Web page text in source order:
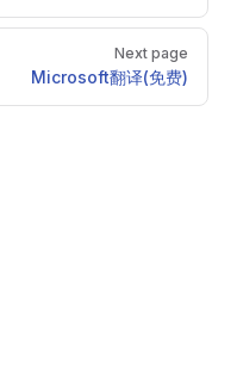
Next page
Microsoft翻译(免费)